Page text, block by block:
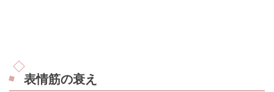
表情筋の衰え